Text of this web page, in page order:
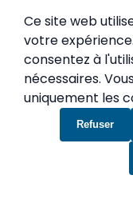
Newsletter
Inscription à notre
En vous
Ce site web
votre
consentez à
nécessaires.
uniquement les
Refuser